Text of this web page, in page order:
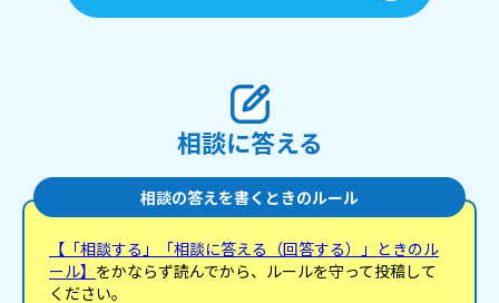
相談に答える
相談の答えを書くときのルール
【「相談する」「相談に答える（回答する）」ときのル
ール】 をかならず読んでから、ルールを守って投稿して
ください。